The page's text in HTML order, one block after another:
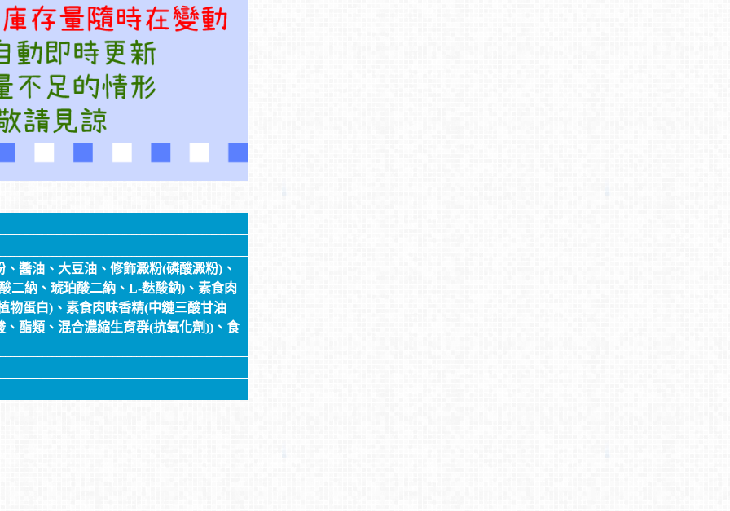
醬油、大豆油、修飾澱粉(磷酸澱粉)、
二納、琥珀酸二納、L-麩酸鈉)、素食肉
物蛋白)、素食肉味香精(中鏈三酸甘油
酯類、混合濃縮生育群(抗氧化劑))、食